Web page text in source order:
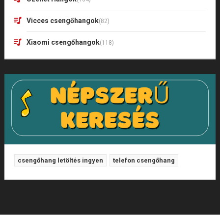
Vicces csengőhangok(82)
Xiaomi csengőhangok(118)
csengőhang letöltés ingyen telefon csengőhang